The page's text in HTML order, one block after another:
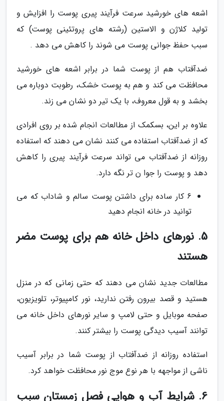
اشعه های خورشید سرعت فرآیند پیری پوست را افزایش و
تولید کلاژن و الاستین (رشته های پروتئینی پوست) که
سبب حفظ جوانی پوست می شوند را کاهش می دهد .
ضدآفتاب هم از پوست شما در برابر اشعه های خورشید
محافظت می کند و هم به پوست خشک، رطوبت دوباره می
بخشد و به قول معروف، با یک تیر دو نشان می زند.
علاوه بر این، بسکمک از مطالعات انجام شده بر روی افرادی
که از ضدآفتاب استفاده می کنند نشان می دهند که استفاده
روزانه از ضدآفتاب می تواند سرعت فرآیند پیری را کاهش
دهد و پوست را جوا ن تر نگه دارد.
6 کار ساده برای داشتن پوست سالم و شاداب که می
توانید در خانه انجام دهید
5. نورهای داخل خانه هم برای پوست مضر
هستند
مطالعات جدید نشان می دهند که حتی زمانی که در منزل
هستید و قصد بیرون رفتن ندارید، نور کامپیوتر، تلویزیون،
صفحه موبایل و حتی لامپ و سایر نورهای داخل خانه می
توانند آسیب دیدگی پوست را بیشتر کنند.
استفاده روزانه از ضدآفتاب از پوست شما در برابر آسیب
ناشی از مواجهه با هر نوع موج نور محافظت خواهد کرد.
6. شرایط آب و هوایی فصل زمستان سبب